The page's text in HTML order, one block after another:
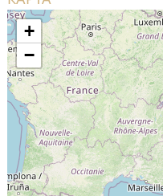
+
−